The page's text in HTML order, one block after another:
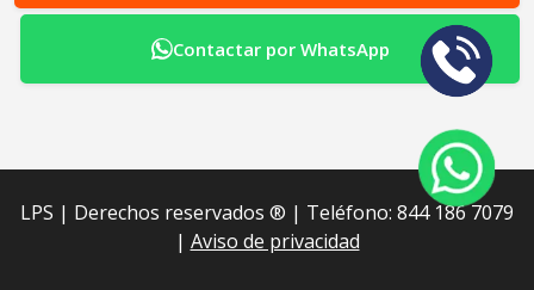
Contactar por WhatsApp
LPS | Derechos reservados ®︎ | Teléfono: 844 186 7079
| Aviso de privacidad